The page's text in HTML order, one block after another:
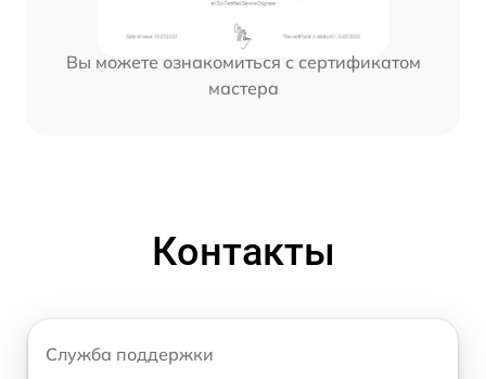
Вы можете ознакомиться с сертификатом
мастера
Контакты
Служба поддержки